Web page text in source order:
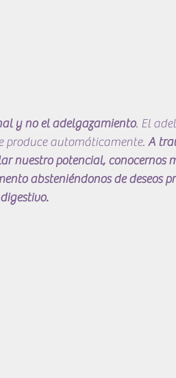
y no el adelgazamiento. El
produce automáticamente. A
nuestro potencial, conocernos
absteniéndonos de deseos